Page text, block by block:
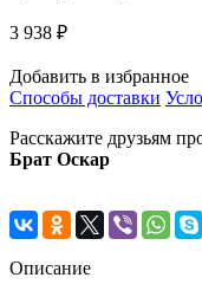
3 938 ₽
Добавить в избранное
Способы доставки
Расскажите друзьям
Брат Оскар
Описание